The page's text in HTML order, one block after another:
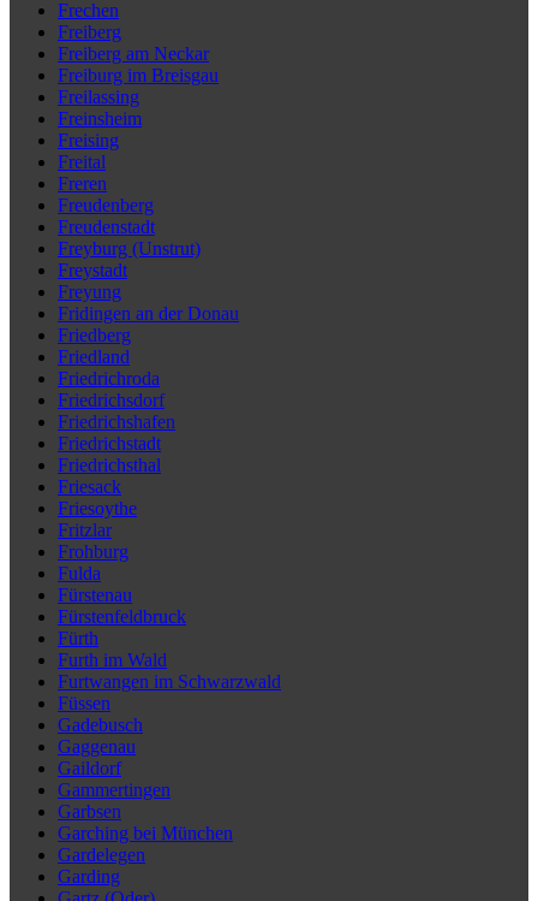
Frechen
Freiberg
Freiberg am Neckar
Freiburg im Breisgau
Freilassing
Freinsheim
Freising
Freital
Freren
Freudenberg
Freudenstadt
Freyburg (Unstrut)
Freystadt
Freyung
Fridingen an der Donau
Friedberg
Friedland
Friedrichroda
Friedrichsdorf
Friedrichshafen
Friedrichstadt
Friedrichsthal
Friesack
Friesoythe
Fritzlar
Frohburg
Fulda
Fürstenau
Fürstenfeldbruck
Fürth
Furth im Wald
Furtwangen im Schwarzwald
Füssen
Gadebusch
Gaggenau
Gaildorf
Gammertingen
Garbsen
Garching bei München
Gardelegen
Garding